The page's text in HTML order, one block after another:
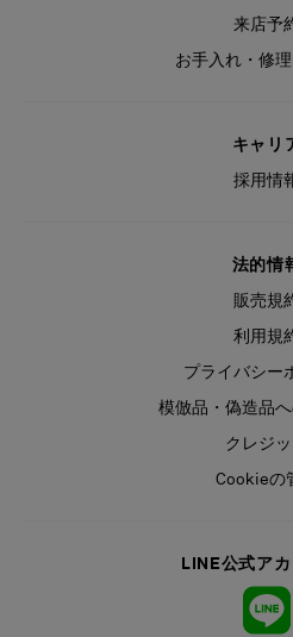
来店予
お手入れ・修
キャリ
採用情
法的情
販売規
利用規
プライバシー
模倣品・偽造品
クレジッ
Cookieの
LINE公式ア